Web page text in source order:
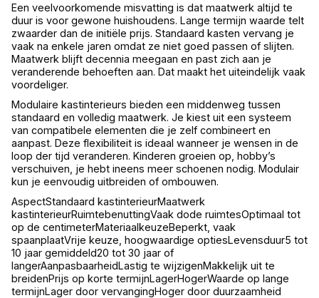
Een veelvoorkomende misvatting is dat maatwerk altijd te
duur is voor gewone huishoudens. Lange termijn waarde telt
zwaarder dan de initiële prijs. Standaard kasten vervang je
vaak na enkele jaren omdat ze niet goed passen of slijten.
Maatwerk blijft decennia meegaan en past zich aan je
veranderende behoeften aan. Dat maakt het uiteindelijk vaak
voordeliger.
Modulaire kastinterieurs bieden een middenweg tussen
standaard en volledig maatwerk. Je kiest uit een systeem
van compatibele elementen die je zelf combineert en
aanpast. Deze flexibiliteit is ideaal wanneer je wensen in de
loop der tijd veranderen. Kinderen groeien op, hobby’s
verschuiven, je hebt ineens meer schoenen nodig. Modulair
kun je eenvoudig uitbreiden of ombouwen.
AspectStandaard kastinterieurMaatwerk
kastinterieurRuimtebenuttingVaak dode ruimtesOptimaal tot
op de centimeterMateriaalkeuzeBeperkt, vaak
spaanplaatVrije keuze, hoogwaardige optiesLevensduur5 tot
10 jaar gemiddeld20 tot 30 jaar of
langerAanpasbaarheidLastig te wijzigenMakkelijk uit te
breidenPrijs op korte termijnLagerHogerWaarde op lange
termijnLager door vervangingHoger door duurzaamheid